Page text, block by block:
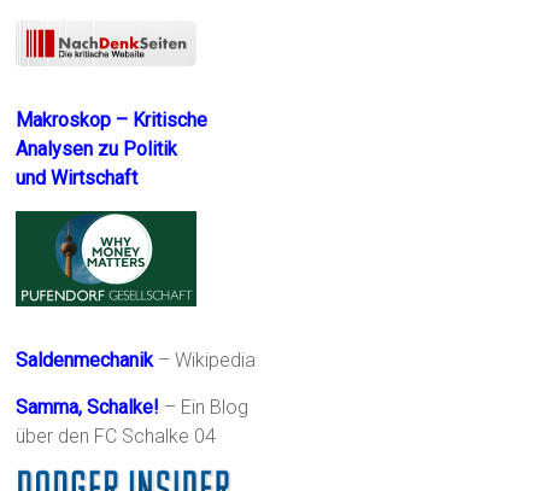
Makroskop – Kritische
Analysen zu Politik
und Wirtschaft
Saldenmechanik– Wikipedia
Samma, Schalke! – Ein Blog
über den FC Schalke 04